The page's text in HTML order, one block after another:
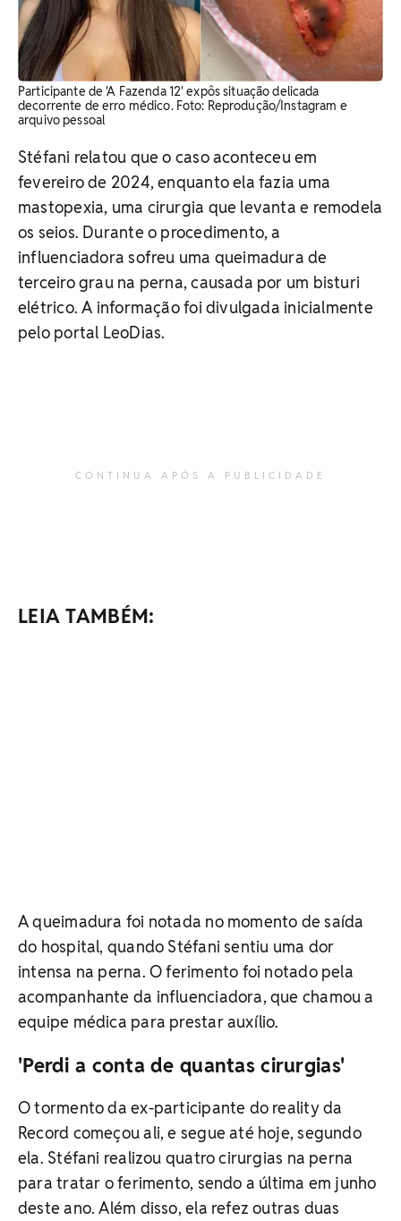
Participante de 'A Fazenda 12' expôs situação delicada
decorrente de erro médico. ​Foto: Reprodução/Instagram e
arquivo pessoal
Stéfani relatou que o caso aconteceu em
fevereiro de 2024, enquanto ela fazia uma
mastopexia, uma cirurgia que levanta e remodela
os seios. Durante o procedimento, a
influenciadora sofreu uma queimadura de
terceiro grau na perna, causada por um bisturi
elétrico. A informação foi divulgada inicialmente
pelo portal LeoDias.
CONTINUA APÓS A PUBLICIDADE
LEIA TAMBÉM:
A queimadura foi notada no momento de saída
do hospital, quando Stéfani sentiu uma dor
intensa na perna. O ferimento foi notado pela
acompanhante da influenciadora, que chamou a
equipe médica para prestar auxílio.
'Perdi a conta de quantas cirurgias'
O tormento da ex-participante do reality da
Record começou ali, e segue até hoje, segundo
ela. Stéfani realizou quatro cirurgias na perna
para tratar o ferimento, sendo a última em junho
deste ano. Além disso, ela refez outras duas